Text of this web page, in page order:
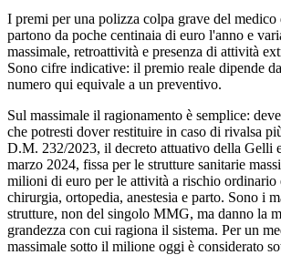
I premi per una polizza colpa grave del medico
partono da poche centinaia di euro l'anno e
massimale, retroattività e presenza di attività
Sono cifre indicative: il premio reale dipende
numero qui equivale a un preventivo.
Sul massimale il ragionamento è semplice:
che potresti dover restituire in caso di rivalsa
D.M. 232/2023, il decreto attuativo della Gelli
marzo 2024, fissa per le strutture sanitarie
milioni di euro per le attività a rischio
chirurgia, ortopedia, anestesia e parto. Sono i
strutture, non del singolo MMG, ma danno la
grandezza con cui ragiona il sistema. Per un
massimale sotto il milione oggi è considerato